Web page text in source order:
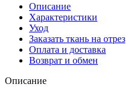
Описание
Характеристики
Уход
Заказать ткань на отрез
Оплата и доставка
Возврат и обмен
Описание